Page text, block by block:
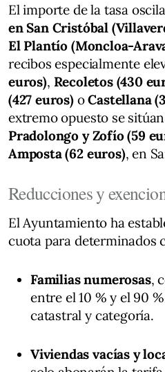
El importe de la tasa
en San Cristóbal
El Plantío (Moncloa-
recibos especialmente
euros), Recoletos (430
(427 euros)oCastellana
extremo opuesto se
Pradolongo y Zofío (59
Amposta (62 euros), en
Reducciones y
El Ayuntamiento ha
cuota para determinados
Familias numerosas,
entre el 10 % y el 90
catastral y categoría.
Viviendas vacías y